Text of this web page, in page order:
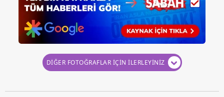
DİĞER FOTOĞRAFLAR İÇİN İLERLEYİNİZ